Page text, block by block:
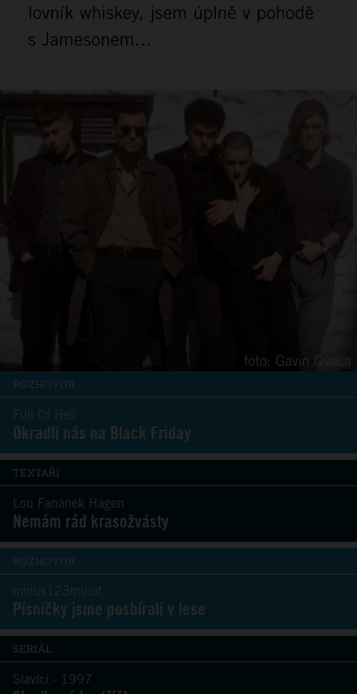
ROZHOVOR
Full Of Hell
Okradli nás na Black Friday
TEXTAŘI
Lou Fanánek Hagen
Nemám rád krasožvásty
ROZHOVOR
minus123minut
Písničky jsme posbírali v lese
SERIÁL
Slavíci - 1997